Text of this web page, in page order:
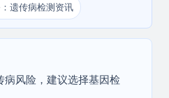
遗传病检测资讯
病风险，建议选择基因检